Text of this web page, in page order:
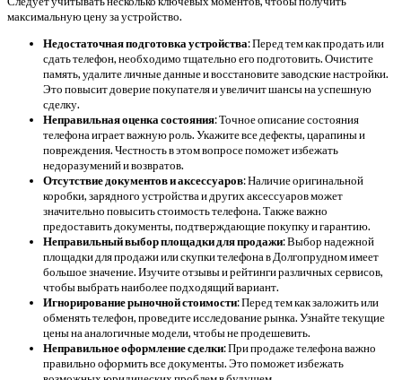
максимальную цену за устройство.
Недостаточная подготовка устройства: Перед тем как продать или
сдать телефон, необходимо тщательно его подготовить. Очистите
память, удалите личные данные и восстановите заводские настройки.
Это повысит доверие покупателя и увеличит шансы на успешную
сделку.
Неправильная оценка состояния: Точное описание состояния
телефона играет важную роль. Укажите все дефекты, царапины и
повреждения. Честность в этом вопросе поможет избежать
недоразумений и возвратов.
Отсутствие документов и аксессуаров: Наличие оригинальной
коробки, зарядного устройства и других аксессуаров может
значительно повысить стоимость телефона. Также важно
предоставить документы, подтверждающие покупку и гарантию.
Неправильный выбор площадки для продажи: Выбор надежной
площадки для продажи или скупки телефона в Долгопрудном имеет
большое значение. Изучите отзывы и рейтинги различных сервисов,
чтобы выбрать наиболее подходящий вариант.
Игнорирование рыночной стоимости: Перед тем как заложить или
обменять телефон, проведите исследование рынка. Узнайте текущие
цены на аналогичные модели, чтобы не продешевить.
Неправильное оформление сделки: При продаже телефона важно
правильно оформить все документы. Это поможет избежать